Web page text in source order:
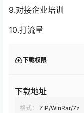
9.对接企业培训
10.打流量
下载权限
下载地址
格式：
ZIP/WinRar/7z